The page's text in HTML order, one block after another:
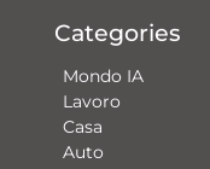
Categories
Mondo IA
Lavoro
Casa
Auto